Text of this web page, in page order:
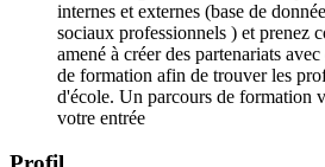
internes et externes (base de
sociaux professionnels ) et prenez
amené à créer des partenariats
de formation afin de trouver les
d'école. Un parcours de formation
votre entrée